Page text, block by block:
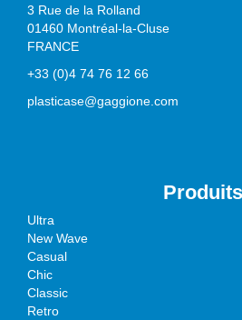
3 Rue de la Rolland
01460 Montréal-la-Cluse
FRANCE
+33 (0)4 74 76 12 66
plasticase@gaggione.com
Produits
Ultra
New Wave
Casual
Chic
Classic
Retro